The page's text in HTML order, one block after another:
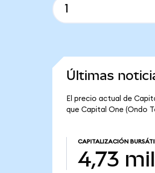
Últimas
El precio actual de
que Capital One (Ondo
CAPITALIZACIÓN
4,73